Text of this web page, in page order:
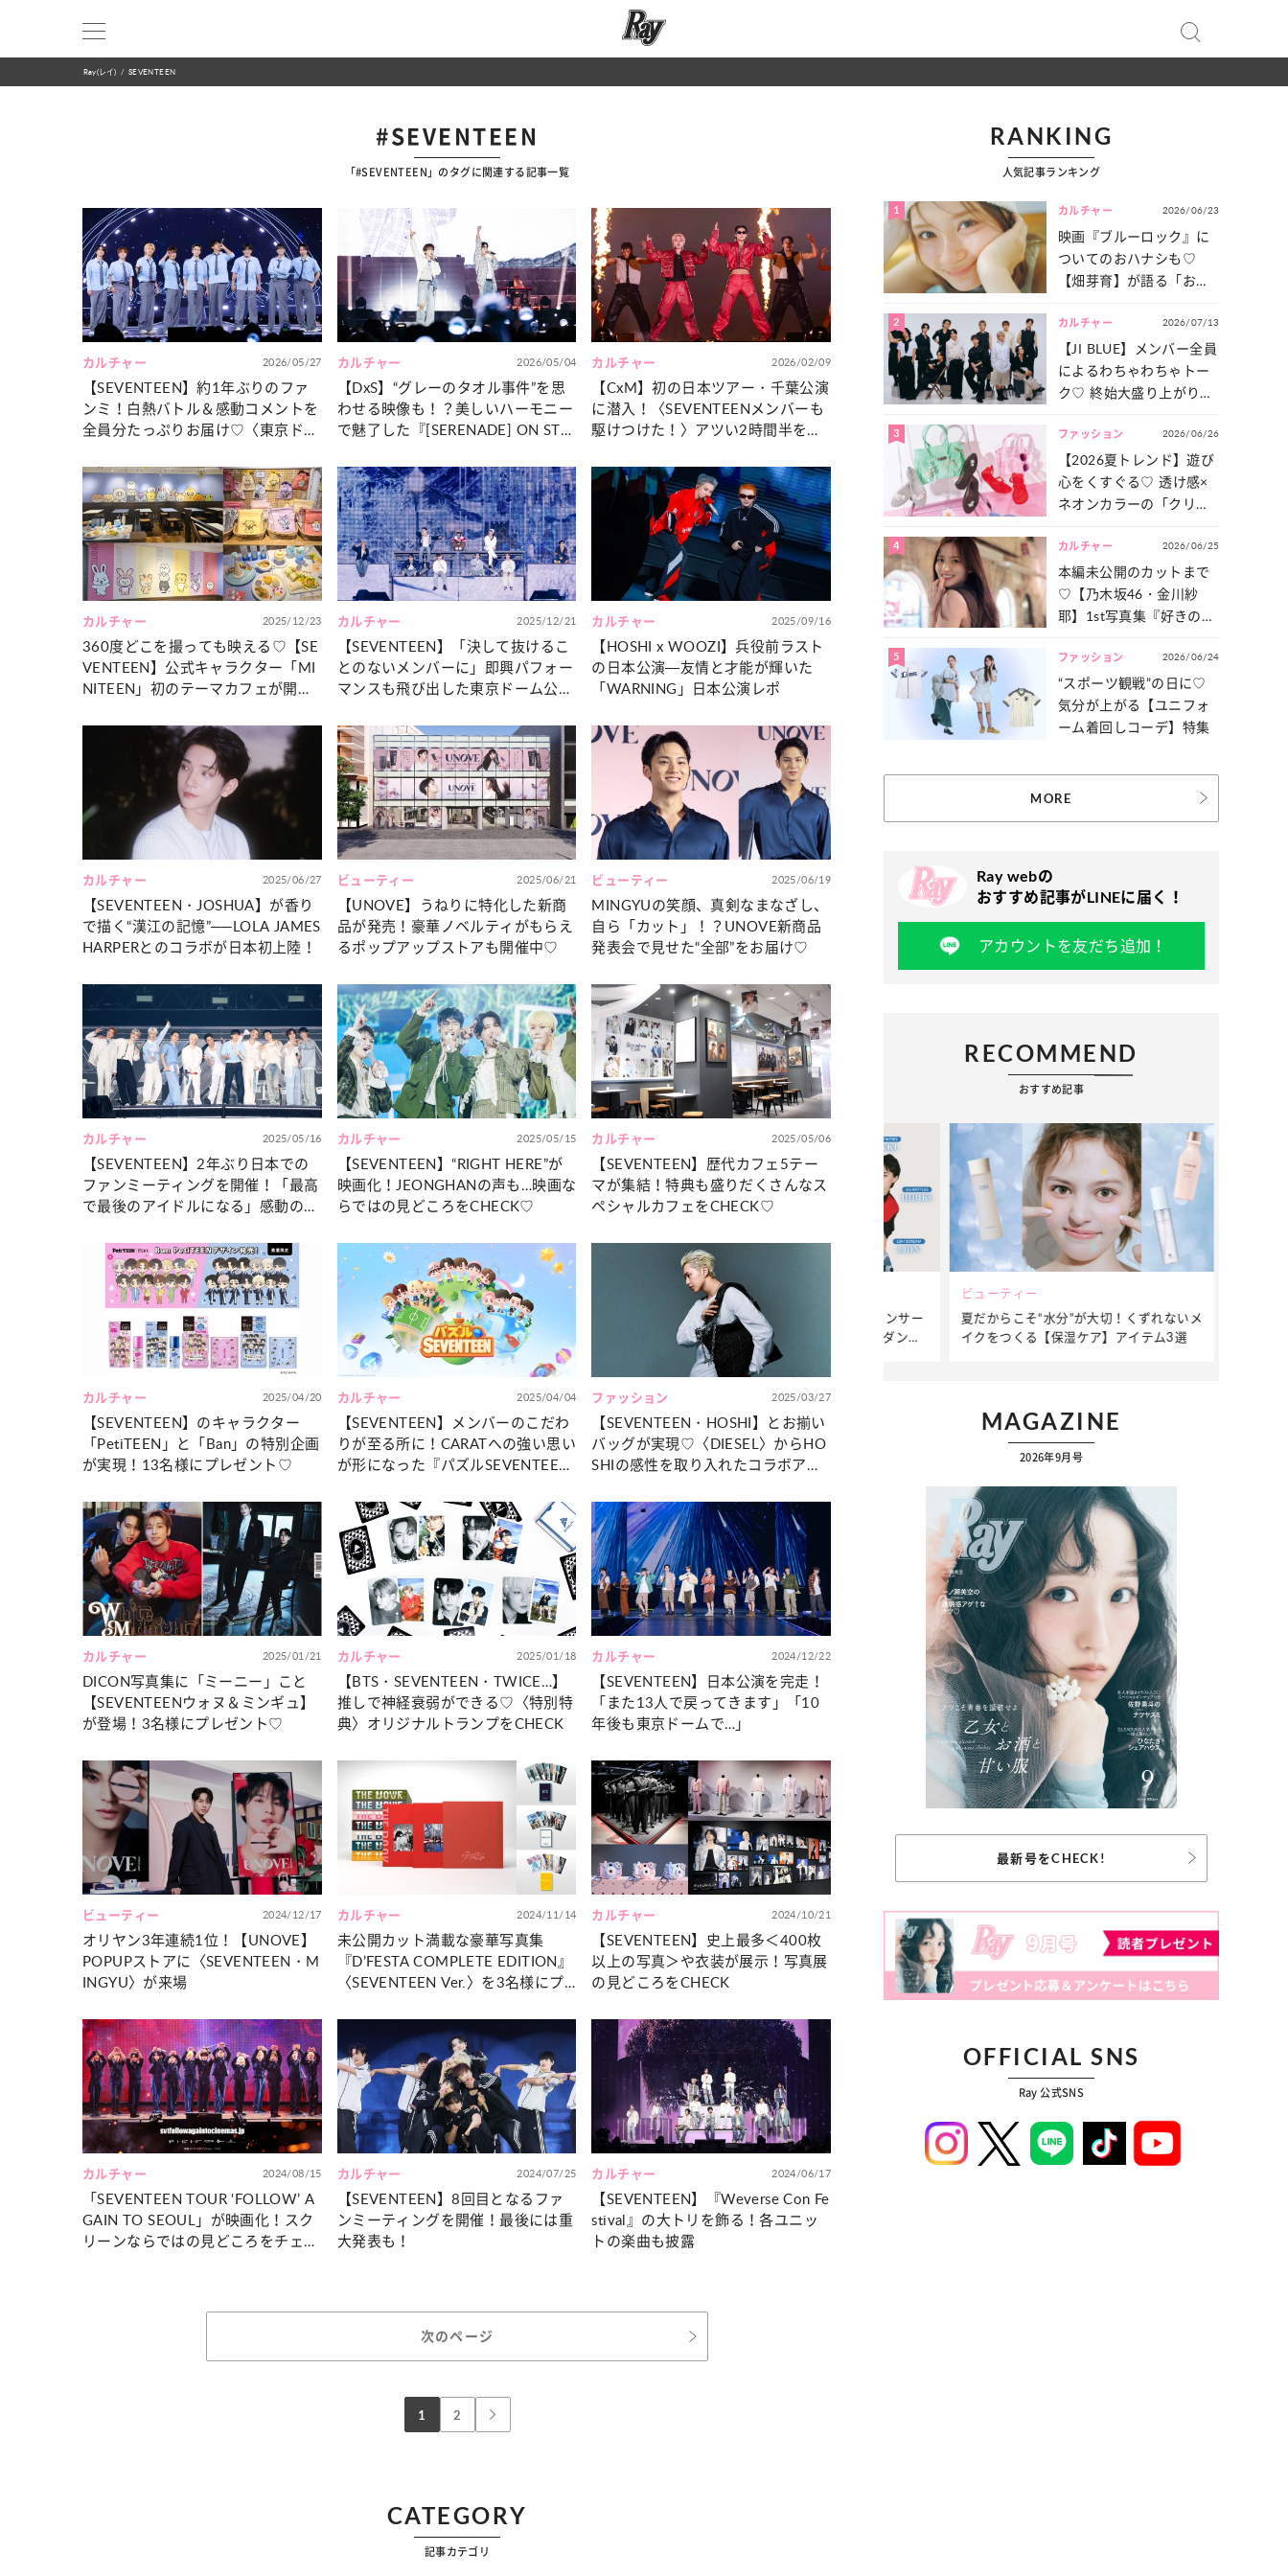
Ray(レイ) SEVENTEEN
#SEVENTEEN
「#SEVENTEEN」のタグに関連する記事一覧
カルチャー 2026/05/27
【SEVENTEEN】約1年ぶりのファ
ンミ！白熱バトル＆感動コメントを
全員分たっぷりお届け♡〈東京ドー
カルチャー 2026/05/04
【DxS】“グレーのタオル事件”を思
わせる映像も！？美しいハーモニー
で魅了した『[SERENADE] ON STA
カルチャー 2026/02/09
【CxM】初の日本ツアー・千葉公演
に潜入！〈SEVENTEENメンバーも
駆けつけた！〉アツい2時間半を徹
カルチャー 2025/12/23
360度どこを撮っても映える♡【SE
VENTEEN】公式キャラクター「MI
NITEEN」初のテーマカフェが開
カルチャー 2025/12/21
【SEVENTEEN】「決して抜けるこ
とのないメンバーに」即興パフォー
マンスも飛び出した東京ドーム公演
カルチャー 2025/09/16
【HOSHI x WOOZI】兵役前ラスト
の日本公演―友情と才能が輝いた
「WARNING」日本公演レポ
カルチャー 2025/06/27
【SEVENTEEN・JOSHUA】が香り
で描く“漢江の記憶”──LOLA JAMES
HARPERとのコラボが日本初上陸！
ビューティー 2025/06/21
【UNOVE】うねりに特化した新商
品が発売！豪華ノベルティがもらえ
るポップアップストアも開催中♡
ビューティー 2025/06/19
MINGYUの笑顔、真剣なまなざし、
自ら「カット」！？UNOVE新商品
発表会で見せた“全部”をお届け♡
カルチャー 2025/05/16
【SEVENTEEN】2年ぶり日本での
ファンミーティングを開催！「最高
で最後のアイドルになる」感動のコ
カルチャー 2025/05/15
【SEVENTEEN】“RIGHT HERE”が
映画化！JEONGHANの声も…映画な
らではの見どころをCHECK♡
カルチャー 2025/05/06
【SEVENTEEN】歴代カフェ5テー
マが集結！特典も盛りだくさんなス
ペシャルカフェをCHECK♡
カルチャー 2025/04/20
【SEVENTEEN】のキャラクター
「PetiTEEN」と「Ban」の特別企画
が実現！13名様にプレゼント♡
カルチャー 2025/04/04
【SEVENTEEN】メンバーのこだわ
りが至る所に！CARATへの強い思い
が形になった『パズルSEVENTEE
ファッション 2025/03/27
【SEVENTEEN・HOSHI】とお揃い
バッグが実現♡〈DIESEL〉からHO
SHIの感性を取り入れたコラボアイ
カルチャー 2025/01/21
DICON写真集に「ミーニー」こと
【SEVENTEENウォヌ＆ミンギュ】
が登場！3名様にプレゼント♡
カルチャー 2025/01/18
【BTS・SEVENTEEN・TWICE…】
推しで神経衰弱ができる♡〈特別特
典〉オリジナルトランプをCHECK
カルチャー 2024/12/22
【SEVENTEEN】日本公演を完走！
「また13人で戻ってきます」「10
年後も東京ドームで…」
ビューティー 2024/12/17
オリヤン3年連続1位！【UNOVE】
POPUPストアに〈SEVENTEEN・M
INGYU〉が来場
カルチャー 2024/11/14
未公開カット満載な豪華写真集
『D’FESTA COMPLETE EDITION』
〈SEVENTEEN Ver.〉を3名様にプ
カルチャー 2024/10/21
【SEVENTEEN】史上最多＜400枚
以上の写真＞や衣装が展示！写真展
の見どころをCHECK
カルチャー 2024/08/15
「SEVENTEEN TOUR ‘FOLLOW’ A
GAIN TO SEOUL」が映画化！スク
リーンならではの見どころをチェッ
カルチャー 2024/07/25
【SEVENTEEN】8回目となるファ
ンミーティングを開催！最後には重
大発表も！
カルチャー 2024/06/17
【SEVENTEEN】『Weverse Con Fe
stival』の大トリを飾る！各ユニッ
トの楽曲も披露
次のページ
1 2
RANKING
人気記事ランキング
1 カルチャー 2026/06/23
映画『ブルーロック』に
ついてのおハナシも♡
【畑芽育】が語る「お仕
は？
2 カルチャー 2026/07/13
【JI BLUE】メンバー全員
によるわちゃわちゃトー
ク♡ 終始大盛り上がりだ
一気見せ！
3 ファッション 2026/06/26
【2026夏トレンド】遊び
心をくすぐる♡ 透け感×
ネオンカラーの「クリア
4 カルチャー 2026/06/25
本編未公開のカットまで
♡【乃木坂46・金川紗
耶】1st写真集『好きのグ
たっぷりとお届け！
5 ファッション 2026/06/24
“スポーツ観戦”の日に♡
気分が上がる【ユニフォ
ーム着回しコーデ】特集
MORE
Ray webの
おすすめ記事がLINEに届く！
アカウントを友だち追加！
RECOMMEND
おすすめ記事
カルチャー
“憧れワンピ”を着るきっかけに♡ おしゃ
れ女子が夢中な「ヌン活」の楽しみ方
占い
【12星座別】今月の恋愛運♡ 7月23日～
8月20日の運勢は？
カルチャー
【Dリーグ】Ray世代注目のプロダンサー
集団♡ 各チームを彩る「イケメンダンサ
ー」特集
ビューティー
夏だからこそ“水分”が大切！くずれないメ
イクをつくる【保湿ケア】アイテム3選
MAGAZINE
2026年9月号
最新号をCHECK!
OFFICIAL SNS
Ray 公式SNS
CATEGORY
記事カテゴリ